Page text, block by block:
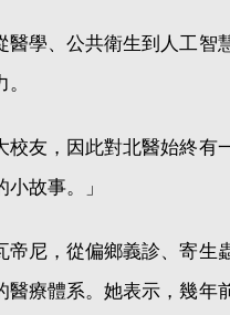
學、公共衛生到人工
友，因此對北醫始終
故事。」
尼，從偏鄉義診、寄
療體系。她表示，幾